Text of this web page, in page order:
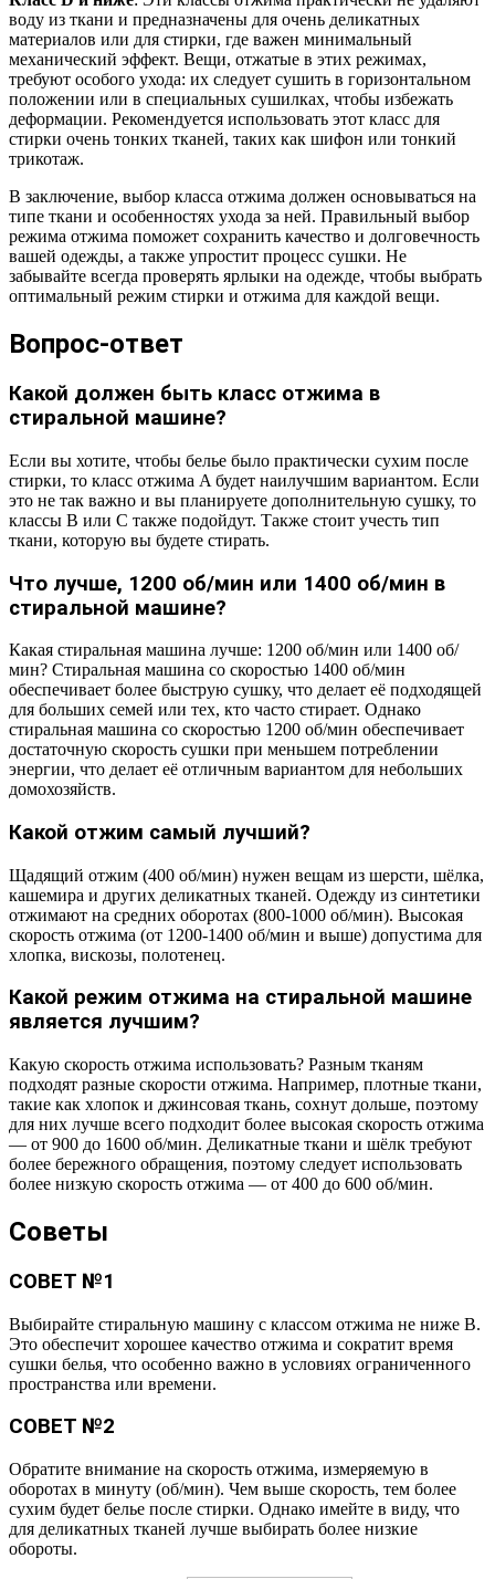
воду из ткани и предназначены для очень деликатных
материалов или для стирки, где важен минимальный
механический эффект. Вещи, отжатые в этих режимах,
требуют особого ухода: их следует сушить в горизонтальном
положении или в специальных сушилках, чтобы избежать
деформации. Рекомендуется использовать этот класс для
стирки очень тонких тканей, таких как шифон или тонкий
трикотаж.
В заключение, выбор класса отжима должен основываться на
типе ткани и особенностях ухода за ней. Правильный выбор
режима отжима поможет сохранить качество и долговечность
вашей одежды, а также упростит процесс сушки. Не
забывайте всегда проверять ярлыки на одежде, чтобы выбрать
оптимальный режим стирки и отжима для каждой вещи.
Вопрос-ответ
Какой должен быть класс отжима в
стиральной машине?
Если вы хотите, чтобы белье было практически сухим после
стирки, то класс отжима A будет наилучшим вариантом. Если
это не так важно и вы планируете дополнительную сушку, то
классы B или C также подойдут. Также стоит учесть тип
ткани, которую вы будете стирать.
Что лучше, 1200 об/мин или 1400 об/мин в
стиральной машине?
Какая стиральная машина лучше: 1200 об/мин или 1400 об/
мин? Стиральная машина со скоростью 1400 об/мин
обеспечивает более быструю сушку, что делает её подходящей
для больших семей или тех, кто часто стирает. Однако
стиральная машина со скоростью 1200 об/мин обеспечивает
достаточную скорость сушки при меньшем потреблении
энергии, что делает её отличным вариантом для небольших
домохозяйств.
Какой отжим самый лучший?
Щадящий отжим (400 об/мин) нужен вещам из шерсти, шёлка,
кашемира и других деликатных тканей. Одежду из синтетики
отжимают на средних оборотах (800-1000 об/мин). Высокая
скорость отжима (от 1200-1400 об/мин и выше) допустима для
хлопка, вискозы, полотенец.
Какой режим отжима на стиральной машине
является лучшим?
Какую скорость отжима использовать? Разным тканям
подходят разные скорости отжима. Например, плотные ткани,
такие как хлопок и джинсовая ткань, сохнут дольше, поэтому
для них лучше всего подходит более высокая скорость отжима
— от 900 до 1600 об/мин. Деликатные ткани и шёлк требуют
более бережного обращения, поэтому следует использовать
более низкую скорость отжима — от 400 до 600 об/мин.
Советы
СОВЕТ №1
Выбирайте стиральную машину с классом отжима не ниже B.
Это обеспечит хорошее качество отжима и сократит время
сушки белья, что особенно важно в условиях ограниченного
пространства или времени.
СОВЕТ №2
Обратите внимание на скорость отжима, измеряемую в
оборотах в минуту (об/мин). Чем выше скорость, тем более
сухим будет белье после стирки. Однако имейте в виду, что
для деликатных тканей лучше выбирать более низкие
обороты.